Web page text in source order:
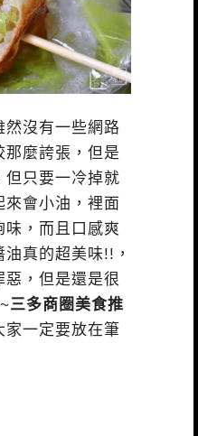
然沒有一些網路
那麼誇張，但是
但只要一冷掉就
來會小油，裡面
味，而且口感爽
真的超美味!!，
，但是還是很
三多商圈美食推
家一定要放在筆